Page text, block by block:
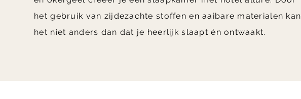
het gebruik van zijdezachte stoffen en aaibare materialen kan
het niet anders dan dat je heerlijk slaapt én ontwaakt.